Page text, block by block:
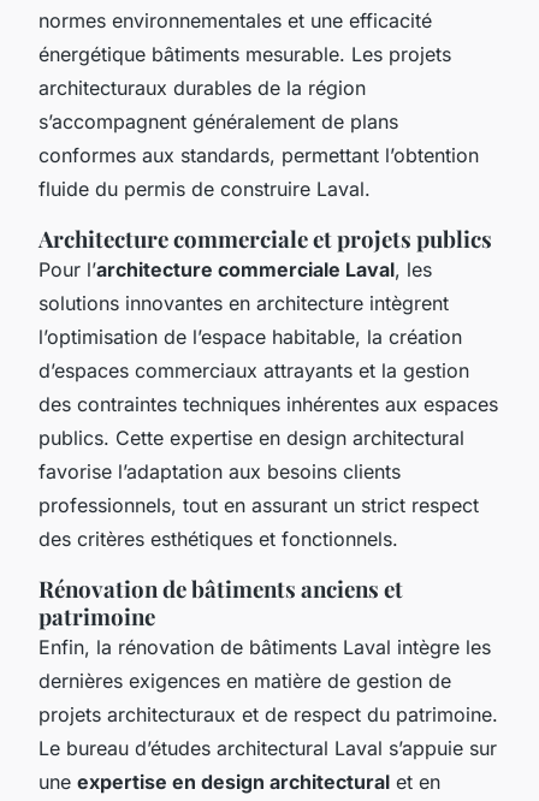
normes environnementales et une efficacité
énergétique bâtiments mesurable. Les projets
architecturaux durables de la région
s’accompagnent généralement de plans
conformes aux standards, permettant l’obtention
fluide du permis de construire Laval.
Architecture commerciale et projets publics
Pour l’architecture commerciale Laval, les
solutions innovantes en architecture intègrent
l’optimisation de l’espace habitable, la création
d’espaces commerciaux attrayants et la gestion
des contraintes techniques inhérentes aux espaces
publics. Cette expertise en design architectural
favorise l’adaptation aux besoins clients
professionnels, tout en assurant un strict respect
des critères esthétiques et fonctionnels.
Rénovation de bâtiments anciens et
patrimoine
Enfin, la rénovation de bâtiments Laval intègre les
dernières exigences en matière de gestion de
projets architecturaux et de respect du patrimoine.
Le bureau d’études architectural Laval s’appuie sur
une expertise en design architectural et en